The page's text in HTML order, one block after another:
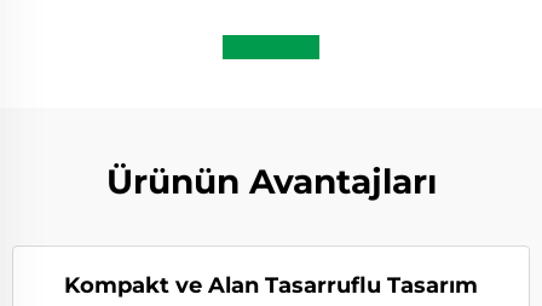
Ürünün Avantajları
Kompakt ve Alan Tasarruflu Tasarım